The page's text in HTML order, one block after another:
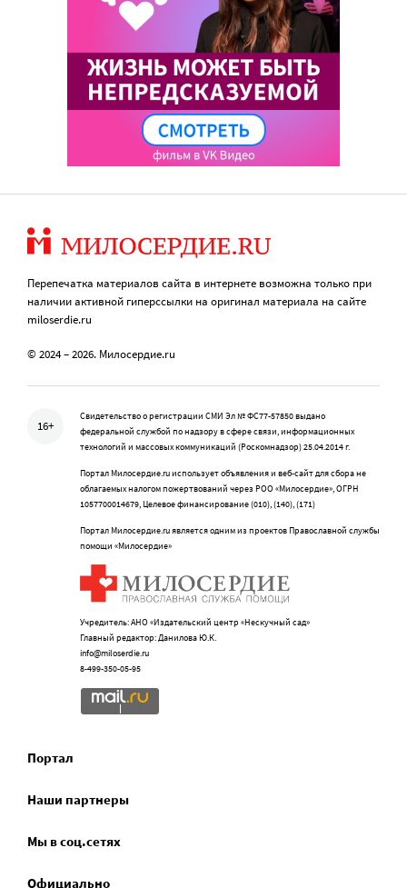
Перепечатка материалов сайта в интернете возможна только при
наличии активной гиперссылки на оригинал материала на сайте
miloserdie.ru
© 2024 – 2026. Милосердие.ru
16+
Свидетельство о регистрации СМИ Эл № ФС77-57850 выдано
федеральной службой по надзору в сфере связи, информационных
технологий и массовых коммуникаций (Роскомнадзор) 25.04.2014 г.
Портал Милосердие.ru использует объявления и веб-сайт для сбора не
облагаемых налогом пожертвований через РОО «Милосердие», ОГРН
1057700014679, Целевое финансирование (010), (140), (171)
Портал Милосердие.ru является одним из проектов Православной службы
помощи «Милосердие»
Учредитель: АНО «Издательский центр «Нескучный сад»
Главный редактор: Данилова Ю.К.
info@miloserdie.ru
8-499-350-05-95
Портал
Наши партнеры
Мы в соц.сетях
Официально